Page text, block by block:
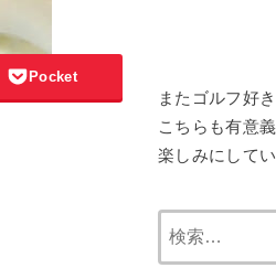
Pocket
またゴルフ好
こちらも有意
楽しみにして